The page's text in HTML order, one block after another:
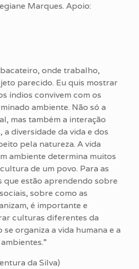
Marques. Apoio:
onde trabalho,
parecido. Eu quis mostrar
índios convivem com os
ambiente. Não só a
mas também a interação
a diversidade da vida e dos
pela natureza. A vida
ambiente determina muitos
de um povo. Para as
que estão aprendendo sobre
sobre como as
é importante e
culturas diferentes da
se organiza a vida humana e a
da Silva)